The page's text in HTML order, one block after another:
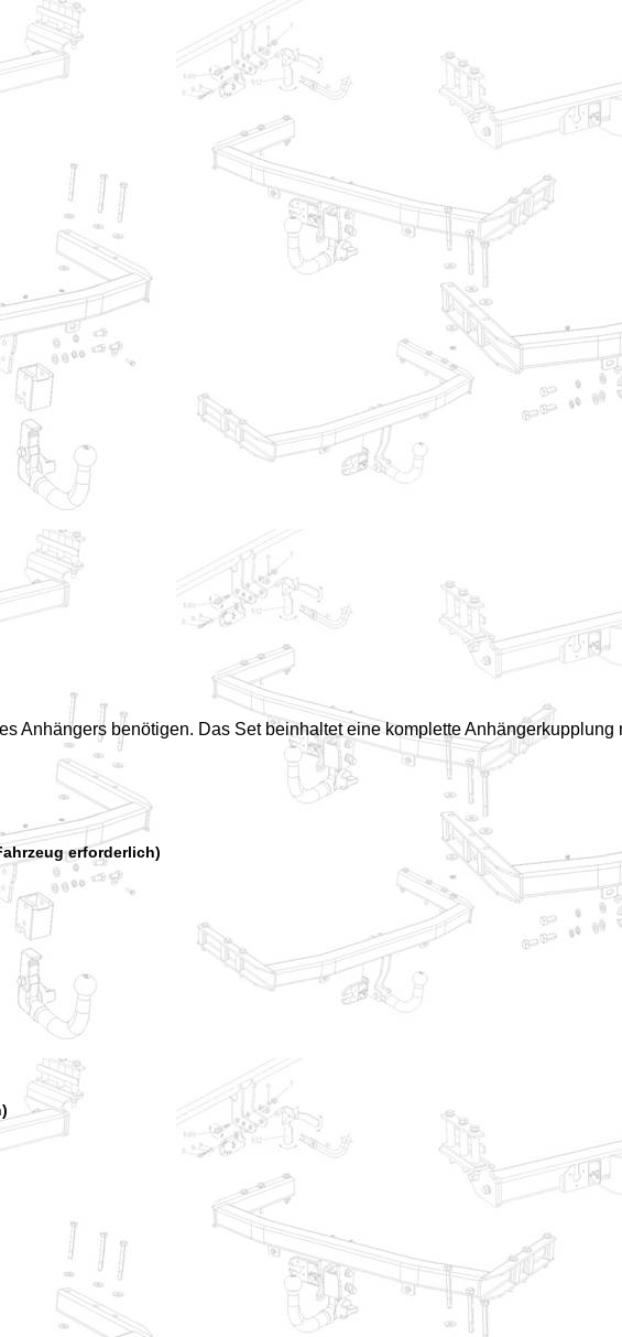
Anhängers benötigen. Das Set beinhaltet eine komplette Anhängerkupplung
erforderlich)